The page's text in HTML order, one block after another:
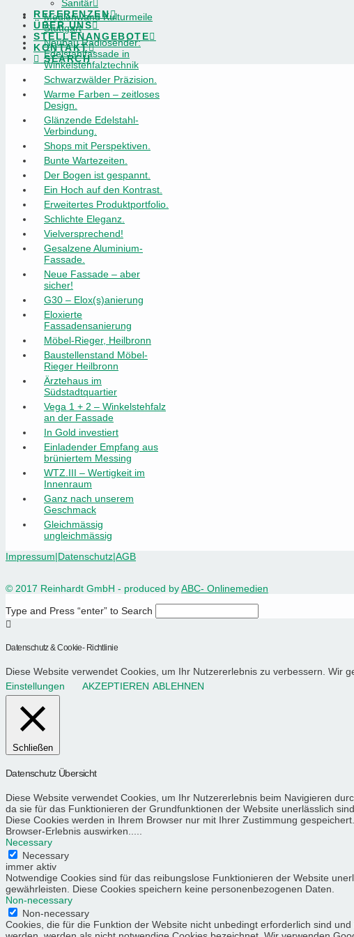
Sanitär
REFERENZEN
ÜBER UNS
STELLENANGEBOTE
KONTAKT
SEARCH
Medienwand Kulturmeile
Stuttgart
Neubau Radiosender:
Edelstahlfassade in
Winkelstehfalztechnik
Schwarzwälder Präzision.
Warme Farben – zeitloses
Design.
Glänzende Edelstahl-
Verbindung.
Shops mit Perspektiven.
Bunte Wartezeiten.
Der Bogen ist gespannt.
Ein Hoch auf den Kontrast.
Erweitertes Produktportfolio.
Schlichte Eleganz.
Vielversprechend!
Gesalzene Aluminium-
Fassade.
Neue Fassade – aber
sicher!
G30 – Elox(s)anierung
Eloxierte
Fassadensanierung
Möbel-Rieger, Heilbronn
Baustellenstand Möbel-
Rieger Heilbronn
Ärztehaus im
Südstadtquartier
Vega 1 + 2 – Winkelstehfalz
an der Fassade
In Gold investiert
Einladender Empfang aus
brüniertem Messing
WTZ.III – Wertigkeit im
Innenraum
Ganz nach unserem
Geschmack
Gleichmässig
ungleichmässig
Impressum|Datenschutz|AGB
© 2017 Reinhardt GmbH - produced byABC- Onlinemedien
Type and Press “enter” to Search
Datenschutz & Cookie- Richtlinie
Diese Website verwendet Cookies, um Ihr Nutzererlebnis zu verbessern. Wir
Einstellungen
AKZEPTIEREN ABLEHNEN
Schließen
Datenschutz Übersicht
Diese Website verwendet Cookies, um Ihr Nutzererlebnis beim Navigieren
da sie für das Funktionieren der Grundfunktionen der Website unerlässlich
Diese Cookies werden in Ihrem Browser nur mit Ihrer Zustimmung
Browser-Erlebnis auswirken.....
Necessary
Necessary
immer aktiv
Notwendige Cookies sind für das reibungslose Funktionieren der Website
gewährleisten. Diese Cookies speichern keine personenbezogenen Daten.
Non-necessary
Non-necessary
Cookies, die für die Funktion der Website nicht unbedingt erforderlich sind